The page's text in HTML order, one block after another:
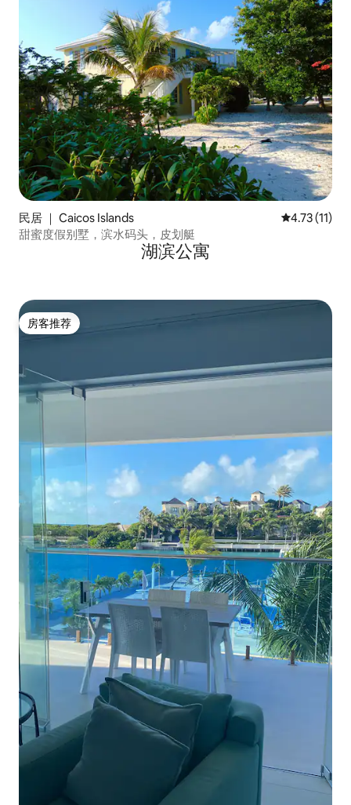
民居 ｜ Caicos Islands 平均评分
4.73 (11)
甜蜜度假别墅，滨水码头，皮划艇
湖滨公寓
房客推荐
房客推荐